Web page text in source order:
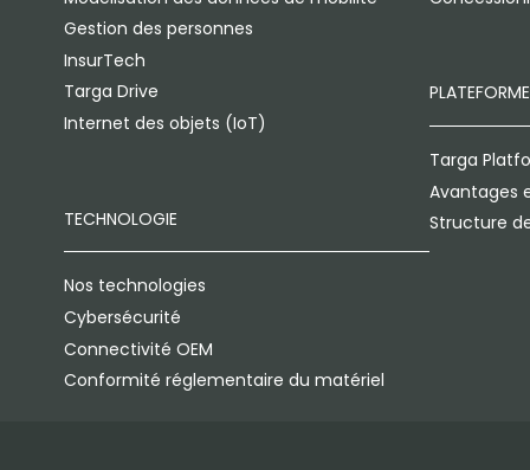
Gestion des personnes
InsurTech
Targa Drive
Internet des objets (IoT)
TECHNOLOGIE
Nos technologies
Cybersécurité
Connectivité OEM
Conformité réglementaire du matériel
PLATEFORME
Targa
Avantages
Structure